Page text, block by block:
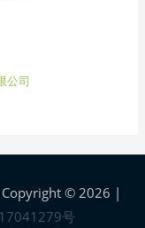
公司
Copyright © 2026 |
号